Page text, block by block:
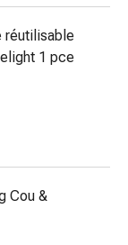
réutilisable
1 pce
Cou &